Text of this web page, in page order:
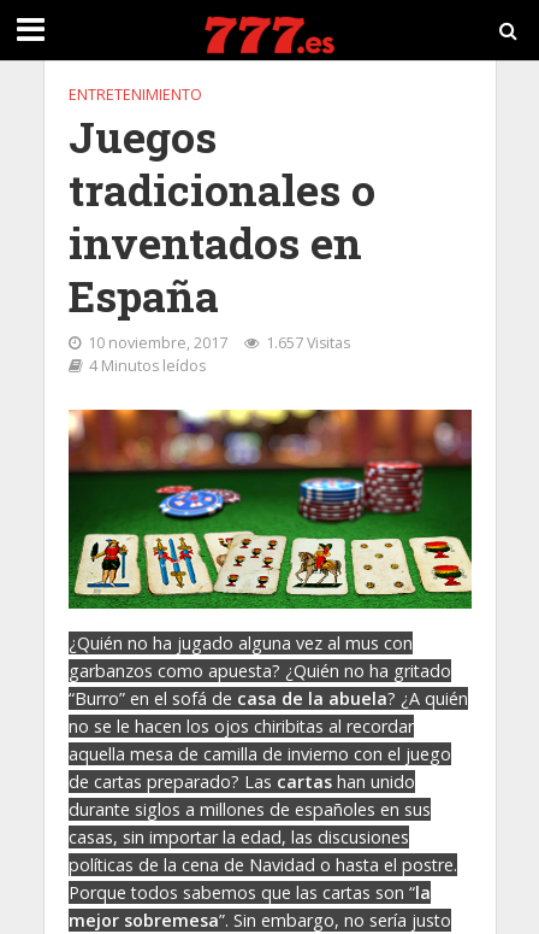
ENTRETENIMIENTO
Juegos
tradicionales o
inventados en
España
10 noviembre, 2017
1.657 Visitas
4 Minutos leídos
¿Quién no ha jugado alguna vez al mus con
garbanzos como apuesta? ¿Quién no ha gritado
“Burro” en el sofá de casa de la abuela? ¿A quién
no se le hacen los ojos chiribitas al recordar
aquella mesa de camilla de invierno con el juego
de cartas preparado? Las cartashan unido
durante siglos a millones de españoles en sus
casas, sin importar la edad, las discusiones
políticas de la cena de Navidad o hasta el postre.
Porque todos sabemos que las cartas son “la
mejor sobremesa”. Sin embargo, no sería justo